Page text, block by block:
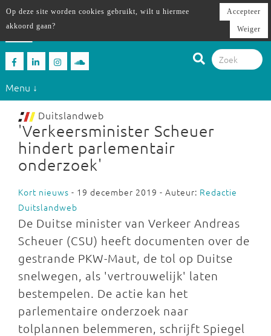
Menu ↓
Duitslandweb
'Verkeersminister Scheuer
hindert parlementair
onderzoek'
Kort nieuws - 19 december 2019 - Auteur: Redactie
Duitslandweb
De Duitse minister van Verkeer Andreas
Scheuer (CSU) heeft documenten over de
gestrande PKW-Maut, de tol op Duitse
snelwegen, als 'vertrouwelijk' laten
bestempelen. De actie kan het
parlementaire onderzoek naar
tolplannen belemmeren, schrijft Spiegel
Op deze site worden cookies gebruikt, wilt u hiermee
akkoord gaan?
Accepteer
Weiger